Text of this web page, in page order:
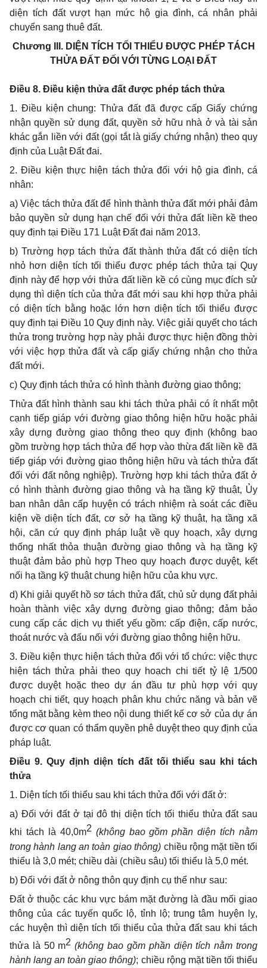
diện tích đất vượt hạn mức hộ gia đình, cá nhân phải
chuyển sang thuê đất.
Chương III. DIỆN TÍCH TỐI THIỂU ĐƯỢC PHÉP TÁCH
THỬA ĐẤT ĐỐI VỚI TỪNG LOẠI ĐẤT
Điều 8. Điều kiện thửa đất được phép tách thửa
1. Điều kiện chung: Thửa đất đã được cấp Giấy chứng
nhận quyền sử dụng đất, quyền sở hữu nhà ở và tài sản
khác gắn liền với đất (gọi tắt làgiấy chứng nhận) theo quy
định của Luật Đất đai.
2. Điều kiện thực hiện tách thửa đối với hộ gia đình, cá
nhân:
a) Việc tách thửa đất để hình thành thửa đất mới phải đảm
bảo quyền sử dụng hạn chế đối với thửa đất liền kề theo
quy định tại Điều 171 Luật Đất đai năm 2013.
b) Trường hợp tách thửa đất thành thửa đất có diện tích
nhỏ hơn diện tích tối thiểu được phép tách thửa tại Quy
định này để hợp với thửa đất liền kềcó cùng mục đích sử
dụng thì diện tích của thửa đất mới sau khi hợp thửa phải
có diện tích bằng hoặc lớn hơn diện tích tối thiểu được
quy định tại Điều 10 Quy định này. Việc giải quyết cho tách
thửa trong trường hợp này phải được thực hiện đồng thời
với việc hợp thửa đất và cấp giấy chứng nhận cho thửa
đất mới.
c) Quy định tách thửa có hình thành đường giao thông;
Thửa đất hình thành sau khi tách thửa phải có ít nhất một
cạnh tiếp giáp với đường giao thông hiện hữu hoặc phải
xây dựng đường giao thông theo quy định (không bao
gồm trường hợp tách thửa để hợp vào thừa đất liền kề đã
tiếp giáp với đường giao thông hiện hữu và tách thửa đất
đối với đất nông nghiệp). Trường hợp khi tách thửa đất ở
có hình thành đường giao thông và hạ tầng kỹ thuật, Ủy
ban nhân dân cấp huyện có trách nhiệm rà soát các điều
kiện về diện tích đất, cơ sở hạ tầng kỹ thuật, hạ tầng xã
hội, căn cứ quy định pháp luật về quy hoạch, xâydựng
thống nhất thỏa thuận đường giao thông và hạ tầng kỹ
thuật đảm bảo phù hợp Theo quy hoạch được duyệt, kết
nối hạ tầng kỹ thuật chung hiện hữu của khu vực.
d) Khi giải quyết hồ sơ tách thửa đất, chủ sử dụng đất phải
hoàn thành việc xây dựng đường giao thông; đảm bảo
cung cấp các dịch vụ thiết yếu gồm: cấp điện, cấp nước,
thoát nước và đấu nối với đường giao thông hiện hữu.
3. Điều kiện thực hiện tách thửa đối với tổ chức: việc thực
hiện tách thửa phải theo quy hoạch chi tiết tỷ
lệ 1/500
được duyệt hoặc theo dự án đầu tư phù hợp với quy
hoạch chi tiết, quy hoạch phân khu chức năng và bản vẽ
tổng mặt bằng kèm theo nội dung thiết kế cơ sở của dự án
được cơ quan có thẩm quyền phê duyệt theo quy định của
pháp luật.
Điều 9. Quy định diện tích đất tối thiểu sau khi tách
thửa
1. Diện tích tối thiểu sau khi tách thửa đối với đất ở:
a) Đối với đất ở tại đô thị diện tích tối thiểu thửa đất sau
khi tách là 40,0m2 (không bao gồm phần diện tích nằm
trong hành lang an toàn giao thông) chiều rộng mặt tiền tối
thiểu là 3,0 mét; chiều dài (chiều sâu) tối thiểu là 5,0 mét.
b) Đối với đất ở nông thôn quy định cụ thể như sau:
Đất ở thuộc các khu vực bám mặt đường là đầu mối giao
thông của các tuyến quốc lộ, tỉnh lộ; trung tâm huyện lỵ,
các huyện thì diện tích tối thiểu của thửa đất sau khi tách
thửa là 50 m2 (không bao gồm phần diện tích nằm trong
hànhlang an toàn giao thông); chiều rộng mặt tiền tối thiểu